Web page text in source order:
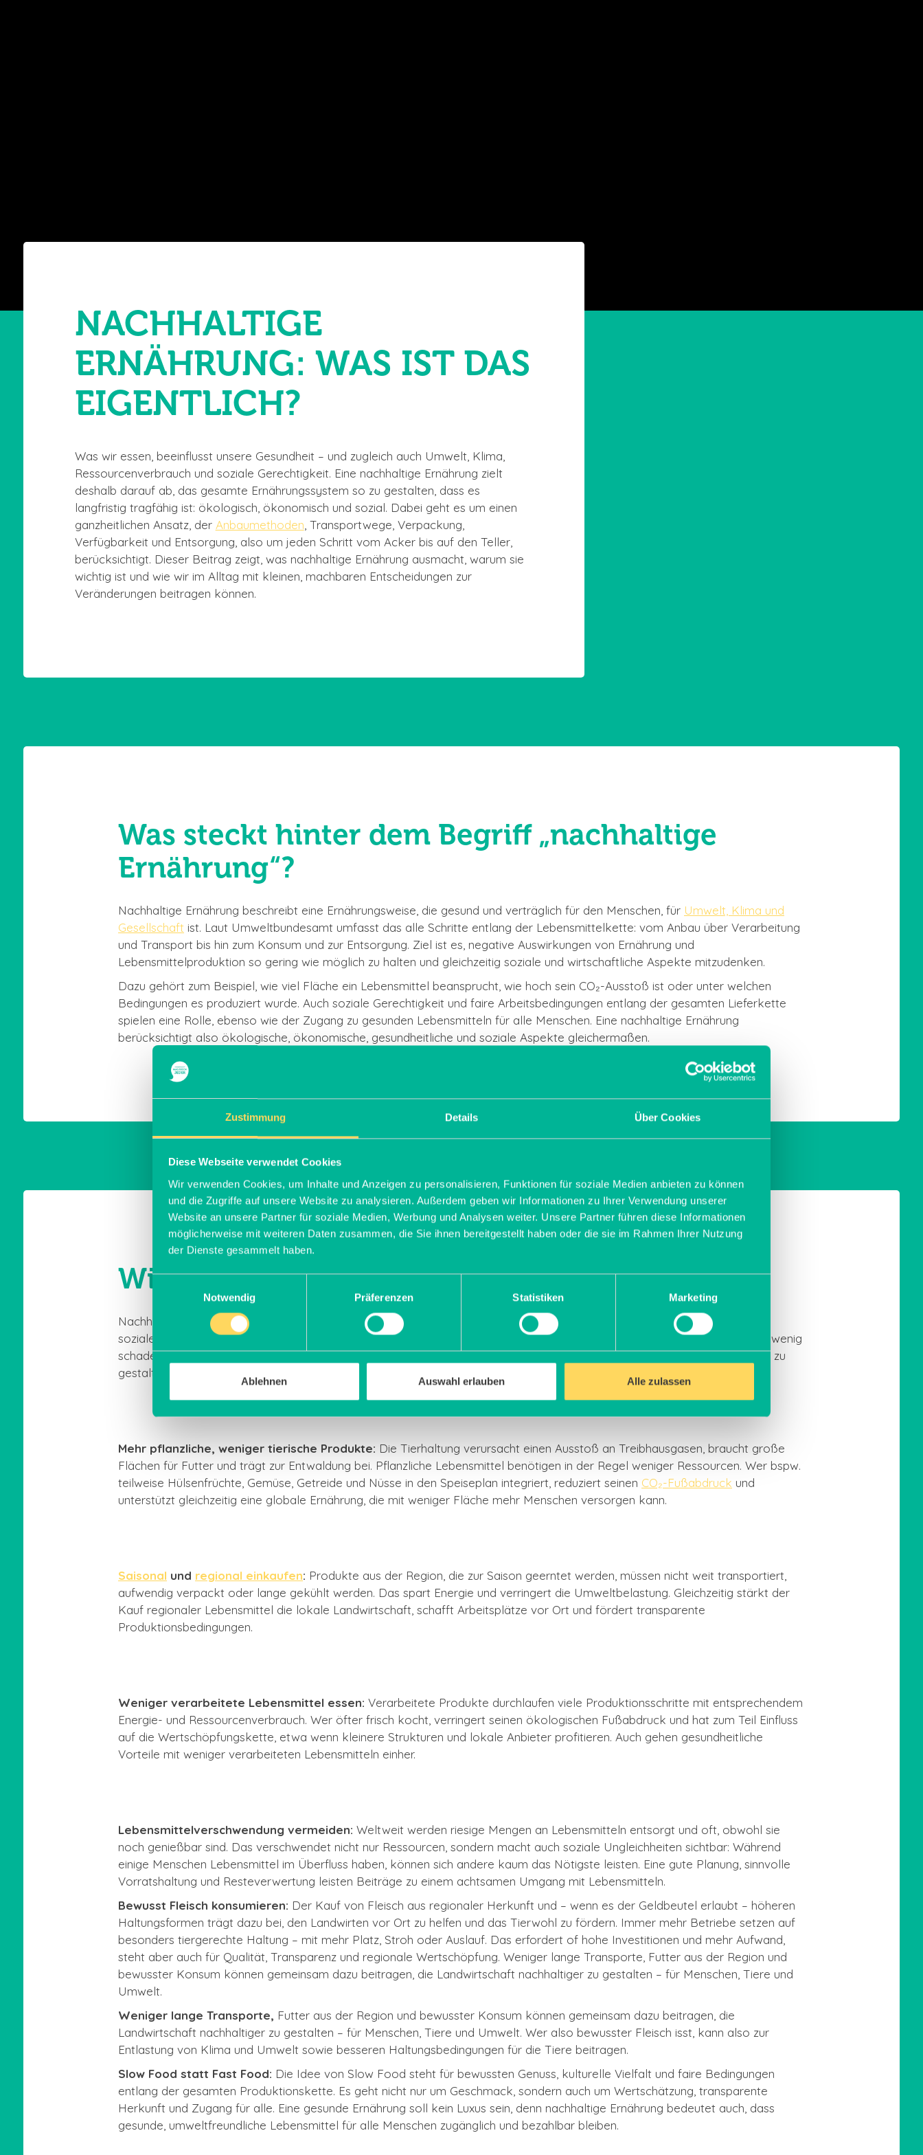
Zustimmung Details Über Cookies
Diese Webseite verwendet Cookies
Wir verwenden Cookies, um Inhalte und Anzeigen zu personalisieren, Funktionen für soziale Medien anbieten zu können
und die Zugriffe auf unsere Website zu analysieren. Außerdem geben wir Informationen zu Ihrer Verwendung unserer
Website an unsere Partner für soziale Medien, Werbung und Analysen weiter. Unsere Partner führen diese Informationen
möglicherweise mit weiteren Daten zusammen, die Sie ihnen bereitgestellt haben oder die sie im Rahmen Ihrer Nutzung
der Dienste gesammelt haben.
Notwendig
Präferenzen Statistiken Marketing
Ablehnen Auswahl erlauben Alle zulassen
NACHHALTIGE
ERNÄHRUNG: WAS IST DAS
EIGENTLICH?
Was wir essen, beeinflusst unsere Gesundheit – und zugleich auch Umwelt, Klima,
Ressourcenverbrauch und soziale Gerechtigkeit. Eine nachhaltige Ernährung zielt
deshalb darauf ab, das gesamte Ernährungssystem so zu gestalten, dass es
langfristig tragfähig ist: ökologisch, ökonomisch und sozial. Dabei geht es um einen
ganzheitlichen Ansatz, der Anbaumethoden , Transportwege, Verpackung,
Verfügbarkeit und Entsorgung, also um jeden Schritt vom Acker bis auf den Teller,
berücksichtigt. Dieser Beitrag zeigt, was nachhaltige Ernährung ausmacht, warum sie
wichtig ist und wie wir im Alltag mit kleinen, machbaren Entscheidungen zur
Veränderungen beitragen können.
Was steckt hinter dem Begriff „nachhaltige
Ernährung“?
Nachhaltige Ernährung beschreibt eine Ernährungsweise, die gesund und verträglich für den Menschen, für Umwelt, Klima und
Gesellschaft ist. Laut Umweltbundesamt umfasst das alle Schritte entlang der Lebensmittelkette: vom Anbau über Verarbeitung
und Transport bis hin zum Konsum und zur Entsorgung. Ziel ist es, negative Auswirkungen von Ernährung und
Lebensmittelproduktion so gering wie möglich zu halten und gleichzeitig soziale und wirtschaftliche Aspekte mitzudenken.
Dazu gehört zum Beispiel, wie viel Fläche ein Lebensmittel beansprucht, wie hoch sein CO₂-Ausstoß ist oder unter welchen
Bedingungen es produziert wurde. Auch soziale Gerechtigkeit und faire Arbeitsbedingungen entlang der gesamten Lieferkette
spielen eine Rolle, ebenso wie der Zugang zu gesunden Lebensmitteln für alle Menschen. Eine nachhaltige Ernährung
berücksichtigt also ökologische, ökonomische, gesundheitliche und soziale Aspekte gleichermaßen.
Wie ernähre ich mich nachhaltig?
Nachhaltig zu essen bedeutet, Verantwortung zu übernehmen – für Umwelt, Klima, natürliche Ressourcen und auch für die
sozialen Bedingungen, unter denen Lebensmittel entstehen. Es geht darum, eine Ernährungsweise zu wählen, die möglichst wenig
schadet und möglichst vielen nützt. Die folgenden Prinzipien können Dir helfen, Deinen Alltag Schritt für Schritt nachhaltiger zu
gestalten:
Mehr pflanzliche, weniger tierische Produkte: Die Tierhaltung verursacht einen Ausstoß an Treibhausgasen, braucht große
Flächen für Futter und trägt zur Entwaldung bei. Pflanzliche Lebensmittel benötigen in der Regel weniger Ressourcen. Wer bspw.
teilweise Hülsenfrüchte, Gemüse, Getreide und Nüsse in den Speiseplan integriert, reduziert seinen CO₂-Fußabdruck und
unterstützt gleichzeitig eine globale Ernährung, die mit weniger Fläche mehr Menschen versorgen kann.
Saisonal und regional einkaufen: Produkte aus der Region, die zur Saison geerntet werden, müssen nicht weit transportiert,
aufwendig verpackt oder lange gekühlt werden. Das spart Energie und verringert die Umweltbelastung. Gleichzeitig stärkt der
Kauf regionaler Lebensmittel die lokale Landwirtschaft, schafft Arbeitsplätze vor Ort und fördert transparente
Produktionsbedingungen.
Weniger verarbeitete Lebensmittel essen: Verarbeitete Produkte durchlaufen viele Produktionsschritte mit entsprechendem
Energie- und Ressourcenverbrauch. Wer öfter frisch kocht, verringert seinen ökologischen Fußabdruck und hat zum Teil Einfluss
auf die Wertschöpfungskette, etwa wenn kleinere Strukturen und lokale Anbieter profitieren. Auch gehen gesundheitliche
Vorteile mit weniger verarbeiteten Lebensmitteln einher.
Lebensmittelverschwendung vermeiden: Weltweit werden riesige Mengen an Lebensmitteln entsorgt und oft, obwohl sie
noch genießbar sind. Das verschwendet nicht nur Ressourcen, sondern macht auch soziale Ungleichheiten sichtbar: Während
einige Menschen Lebensmittel im Überfluss haben, können sich andere kaum das Nötigste leisten. Eine gute Planung, sinnvolle
Vorratshaltung und Resteverwertung leisten Beiträge zu einem achtsamen Umgang mit Lebensmitteln.
Bewusst Fleisch konsumieren: Der Kauf von Fleisch aus regionaler Herkunft und – wenn es der Geldbeutel erlaubt – höheren
Haltungsformen trägt dazu bei, den Landwirten vor Ort zu helfen und das Tierwohl zu fördern. Immer mehr Betriebe setzen auf
besonders tiergerechte Haltung – mit mehr Platz, Stroh oder Auslauf. Das erfordert of hohe Investitionen und mehr Aufwand,
steht aber auch für Qualität, Transparenz und regionale Wertschöpfung. Weniger lange Transporte, Futter aus der Region und
bewusster Konsum können gemeinsam dazu beitragen, die Landwirtschaft nachhaltiger zu gestalten – für Menschen, Tiere und
Umwelt.
Weniger lange Transporte, Futter aus der Region und bewusster Konsum können gemeinsam dazu beitragen, die
Landwirtschaft nachhaltiger zu gestalten – für Menschen, Tiere und Umwelt. Wer also bewusster Fleisch isst, kann also zur
Entlastung von Klima und Umwelt sowie besseren Haltungsbedingungen für die Tiere beitragen.
Slow Food statt Fast Food: Die Idee von Slow Food steht für bewussten Genuss, kulturelle Vielfalt und faire Bedingungen
entlang der gesamten Produktionskette. Es geht nicht nur um Geschmack, sondern auch um Wertschätzung, transparente
Herkunft und Zugang für alle. Eine gesunde Ernährung soll kein Luxus sein, denn nachhaltige Ernährung bedeutet auch, dass
gesunde, umweltfreundliche Lebensmittel für alle Menschen zugänglich und bezahlbar bleiben.